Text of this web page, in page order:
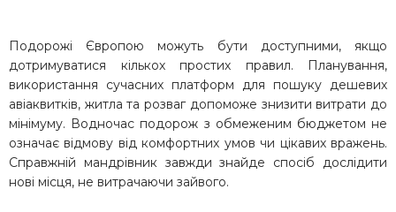
Подорожі Європою можуть бути доступними, якщо
дотримуватися кількох простих правил. Планування,
використання сучасних платформ для пошуку дешевих
авіаквитків, житла та розваг допоможе знизити витрати до
мінімуму. Водночас подорож з обмеженим бюджетом не
означає відмову від комфортних умов чи цікавих вражень.
Справжній мандрівник завжди знайде спосіб дослідити
нові місця, не витрачаючи зайвого.